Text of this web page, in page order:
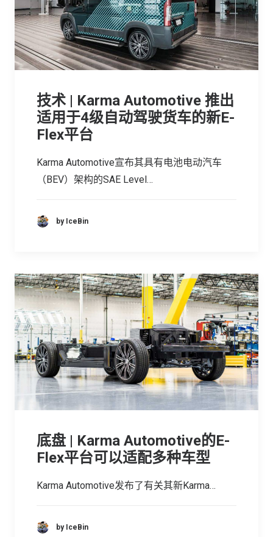
技术 | Karma Automotive 推出
适用于4级自动驾驶货车的新E-
Flex平台
Karma Automotive宣布其具有电池电动汽车
（BEV）架构的SAE Level…
by IceBin
底盘 | Karma Automotive的E-
Flex平台可以适配多种车型
Karma Automotive发布了有关其新Karma…
by IceBin